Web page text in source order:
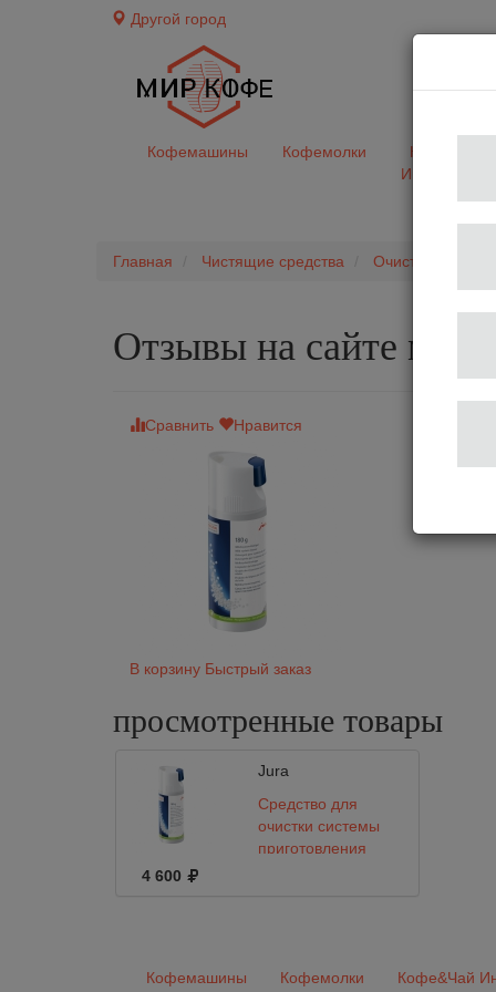
Другой город
Кофемашины Кофемолки
Кофе&Чай
Ингредиенты
Главная Чистящие средства Очистка
Отзывы на сайте
Сравнить Нравится
В корзину Быстрый заказ
просмотренные товары
Jura
Средство для
очистки системы
приготовления
4 600
Кофемашины Кофемолки Кофе&Чай